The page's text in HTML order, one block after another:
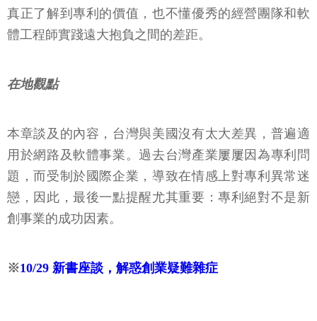
真正了解到專利的價值，也不懂優秀的經營團隊和軟
體工程師實踐遠大抱負之間的差距。
在地觀點
本章談及的內容，台灣與美國沒有太大差異，普遍適
用於網路及軟體事業。過去台灣產業屢屢因為專利問
題，而受制於國際企業，導致在情感上對專利異常迷
戀，因此，最後一點提醒尤其重要：專利絕對不是新
創事業的成功因素。
※10/29 新書座談，解惑創業疑難雜症